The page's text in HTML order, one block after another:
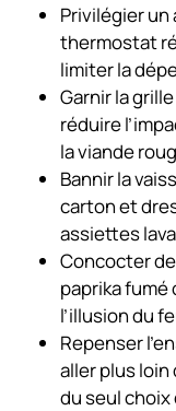
Privilégier
thermostat
limiter la
Garnir la
réduire
la viande
Bannir la
carton et
assiettes
Concocter
paprika fumé
l’illusion du
Repenser
aller plus loin
du seul choix